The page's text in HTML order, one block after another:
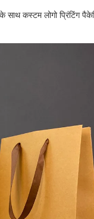
साथ कस्टम लोगो प्रिंटिंग